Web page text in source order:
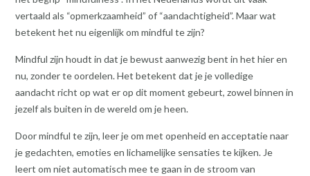
vertaald als “opmerkzaamheid” of “aandachtigheid”. Maar wat
betekent het nu eigenlijk om mindful te zijn?
Mindful zijn houdt in dat je bewust aanwezig bent in het hier en
nu, zonder te oordelen. Het betekent dat je je volledige
aandacht richt op wat er op dit moment gebeurt, zowel binnen in
jezelf als buiten in de wereld om je heen.
Door mindful te zijn, leer je om met openheid en acceptatie naar
je gedachten, emoties en lichamelijke sensaties te kijken. Je
leert om niet automatisch mee te gaan in de stroom van